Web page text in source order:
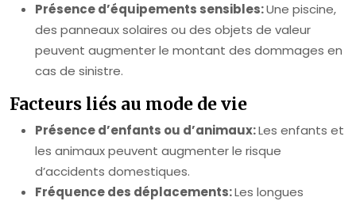
Présence d’équipements sensibles:Une piscine,
des panneaux solaires ou des objets de valeur
peuvent augmenter le montant des dommages en
cas de sinistre.
Facteurs liés au mode de vie
Présence d’enfants ou d’animaux:Les enfants et
les animaux peuvent augmenter le risque
d’accidents domestiques.
Fréquence des déplacements:Les longues